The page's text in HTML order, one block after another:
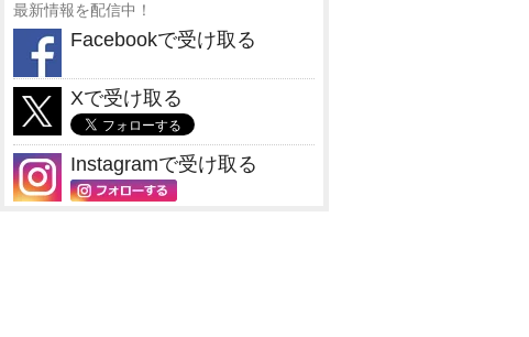
最新情報を配信中！
Facebookで受け取る
Xで受け取る
Instagramで受け取る